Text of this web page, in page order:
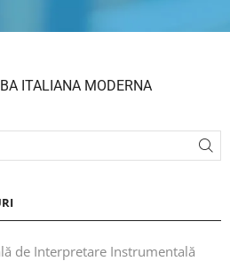
ITALIANA MODERNA
de Interpretare Instrumentală